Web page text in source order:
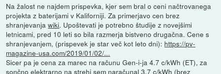
Na žalost ne najdem prispevka, kjer sem bral o ceni načtrovanega
projekta z baterijami v Kaliforniji. Za primerjavo cen brez
shranjevanjawiki. Upoštevati je potrebno študije z novejšimi
letnicami, pred 10 leti so bila razmerja bistveno drugačna. Cene s
shranjevanjem, (prispevek je star več kot leto dni): https://pv-
magazine-usa.com/2019/01/02/...
Sicer pa je cena za marec na računu Gen-i-ja 4.7 c/kWh (ET), za
sončno elektrarno na strehi sem naračunal 3.7 c/kWh (brez